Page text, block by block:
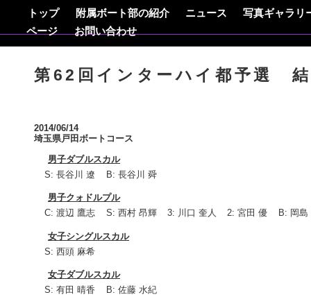
トップ 附属ボート部の紹介 ニュース
写真ギャラリ
ページ
お問い合わせ
第62回インターハイ都予選
2014/06/14
埼玉県戸田ボートコース
男子ダブルスカル
S: 長谷川 遼
B: 長谷川 舜
男子クォドルプル
C: 渡辺 鷹志
S: 西村 昂輝 3: 川口 奎人 2: 宮田 優 B: 岡島
女子シングルスカル
S: 西頭 麻希
女子ダブルスカル
S: 有田 晴香
B: 佐藤 水紀